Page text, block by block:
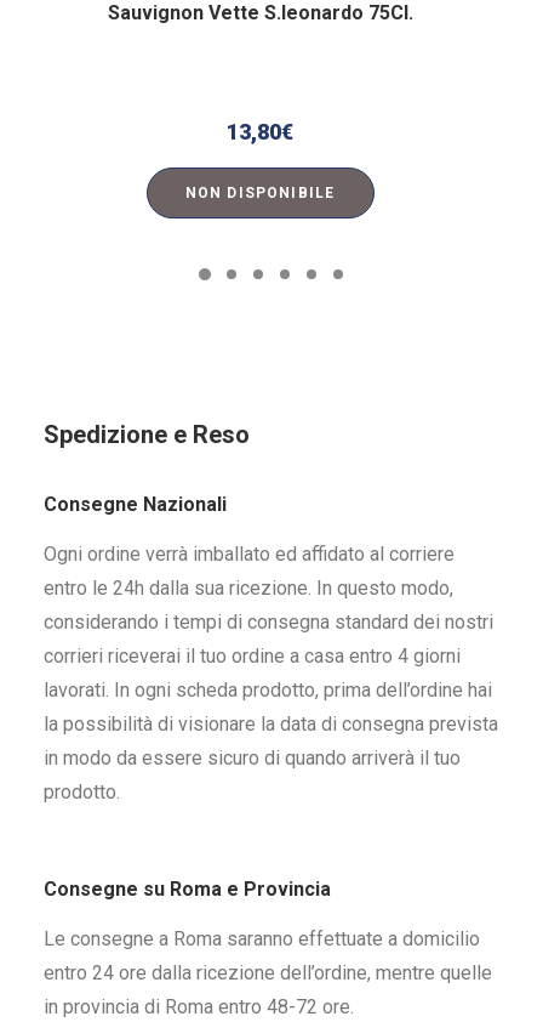
Sauvignon Vette S.leonardo 75Cl.
13,80€
NON DISPONIBILE
Spedizione e Reso
Consegne Nazionali
Ogni ordine verrà imballato ed affidato al corriere
entro le 24h dalla sua ricezione. In questo modo,
considerando i tempi di consegna standard dei nostri
corrieri riceverai il tuo ordine a casa entro 4 giorni
lavorati. In ogni scheda prodotto, prima dell’ordine hai
la possibilità di visionare la data di consegna prevista
in modo da essere sicuro di quando arriverà il tuo
prodotto.
Consegne su Roma e Provincia
Le consegne a Roma saranno effettuate a domicilio
entro 24 ore dalla ricezione dell’ordine, mentre quelle
in provincia di Roma entro 48-72 ore.